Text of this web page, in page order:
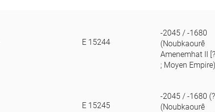
E 15244
-2045 / -1680
(Noubkaourê
Amenemhat II
; Moyen
E 15245
-2045 / -1680
(Noubkaourê